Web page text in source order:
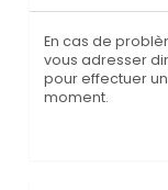
En cas de
vous adresser
pour effectuer
moment.